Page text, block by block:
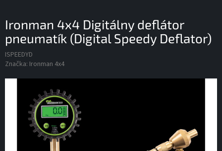
Ironman 4x4 Digitálny deflátor
pneumatík (Digital Speedy Deflator)
ISPEEDYD
Značka: Ironman 4x4